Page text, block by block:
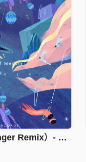
Disturb（Joy Ginger Remix）- Heeze